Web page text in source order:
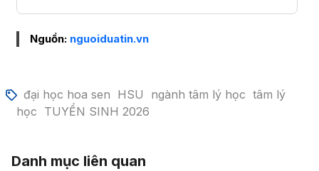
Nguồn: nguoiduatin.vn
đại học hoa sen HSU ngành tâm lý học tâm lý
học TUYỂN SINH 2026
Danh mục liên quan